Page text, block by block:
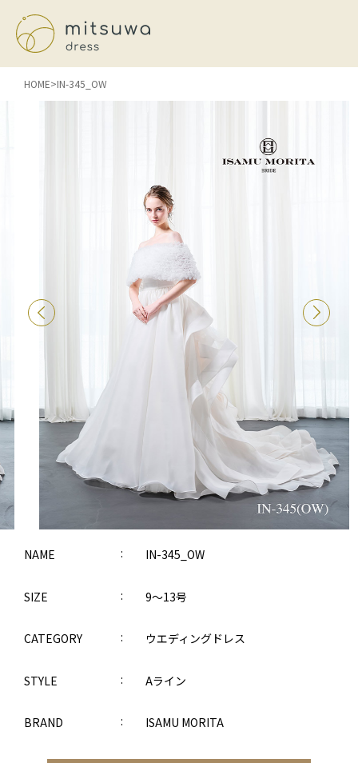
HOME IN-345_OW
NAME IN-345_OW
SIZE 9～13号
CATEGORY ウエディングドレス
STYLE Aライン
BRAND ISAMU MORITA